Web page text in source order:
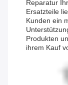
Reparatur
Ersatzteile
Kunden ein
Produkten
ihrem Kauf